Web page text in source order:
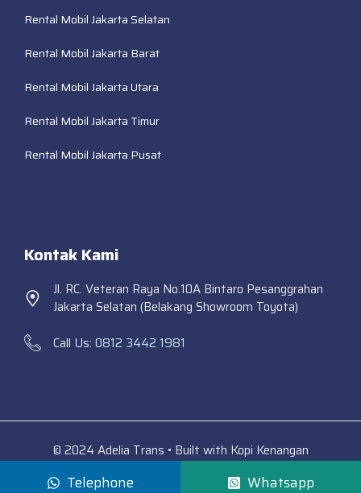
Rental Mobil Jakarta Selatan
Rental Mobil Jakarta Barat
Rental Mobil Jakarta Utara
Rental Mobil Jakarta Timur
Rental Mobil Jakarta Pusat
Kontak Kami
Jl. RC. Veteran Raya No.10A Bintaro Pesanggrahan
Jakarta Selatan (Belakang Showroom Toyota)
Call Us: 0812 3442 1981
© 2024 Adelia Trans • Built with Kopi Kenangan
Telephone Whatsapp